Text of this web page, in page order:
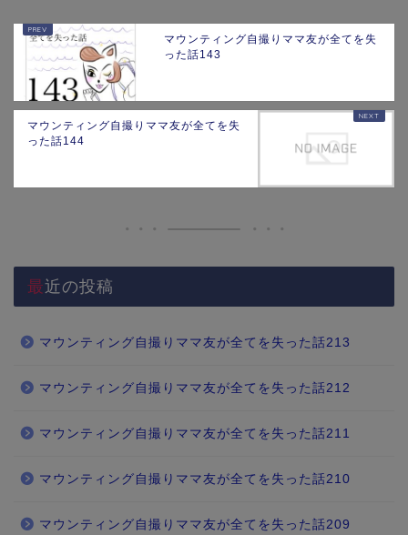
マウンティング自撮りママ友が全てを失
った話143
マウンティング自撮りママ友が全てを失
った話144
最近の投稿
マウンティング自撮りママ友が全てを失った話213
マウンティング自撮りママ友が全てを失った話212
マウンティング自撮りママ友が全てを失った話211
マウンティング自撮りママ友が全てを失った話210
マウンティング自撮りママ友が全てを失った話209